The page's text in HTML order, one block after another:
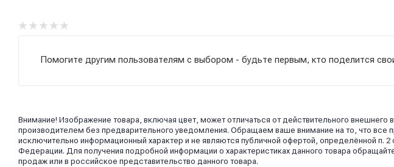
Помогите другим пользователям с выбором - будьте первым, кто поделится
Внимание! Изображение товара, включая цвет, может отличаться от действительного
производителем без предварительного уведомления. Обращаем ваше внимание на то, что все
исключительно информационный характер и не являются публичной офертой, определённой п.
Федерации. Для получения подробной информации о характеристиках данного товара
продаж или в российское представительство данного товара.